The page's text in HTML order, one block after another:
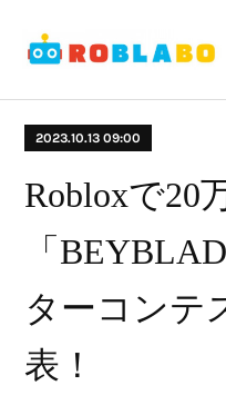
2023.10.13 09:00
Robloxで20
「
ターコンテ
表！